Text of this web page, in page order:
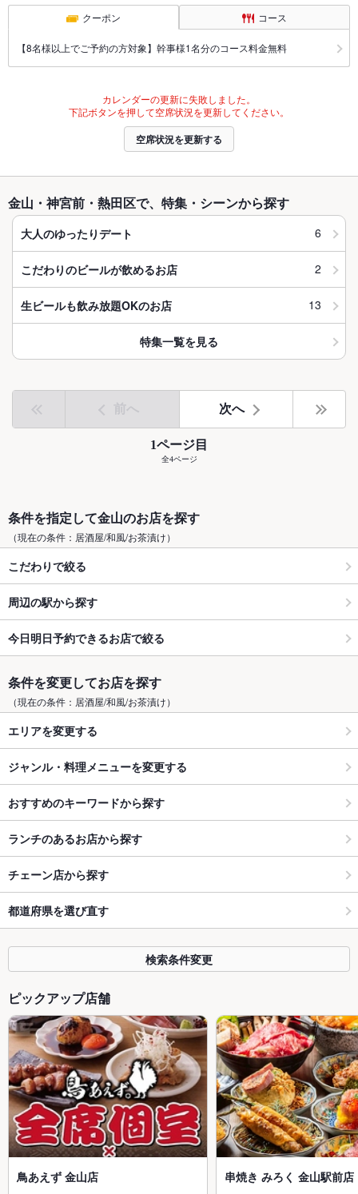
クーポン コース
【8名様以上でご予約の方対象】幹事様1名分のコース料金無料
カレンダーの更新に失敗しました。
下記ボタンを押して空席状況を更新してください。
空席状況を更新する
金山・神宮前・熱田区で、特集・シーンから探す
大人のゆったりデート 6
こだわりのビールが飲めるお店 2
生ビールも飲み放題OKのお店 13
特集一覧を見る
前へ 次へ
1ページ目
全4ページ
条件を指定して金山のお店を探す
（現在の条件：居酒屋/和風/お茶漬け）
こだわりで絞る
周辺の駅から探す
今日明日予約できるお店で絞る
条件を変更してお店を探す
（現在の条件：居酒屋/和風/お茶漬け）
エリアを変更する
ジャンル・料理メニューを変更する
おすすめのキーワードから探す
ランチのあるお店から探す
チェーン店から探す
都道府県を選び直す
検索条件変更
ピックアップ店舗
鳥あえず 金山店 串焼き みろく 金山駅前店